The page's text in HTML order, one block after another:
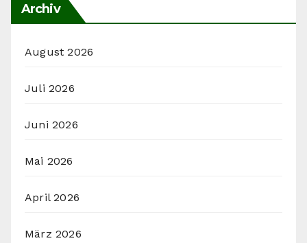
Archiv
August 2026
Juli 2026
Juni 2026
Mai 2026
April 2026
März 2026